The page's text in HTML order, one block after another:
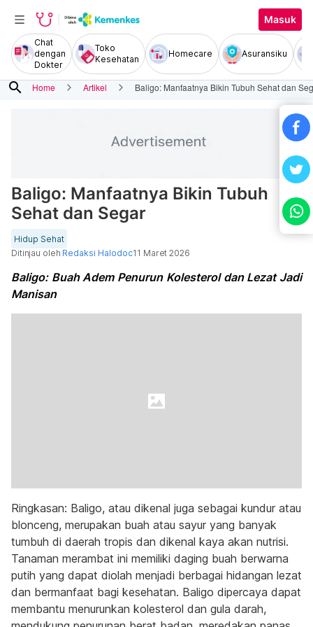
Masuk
Chat
dengan
Dokter
Toko
Kesehatan
Homecare Asuransiku
search Home Artikel Baligo: Manfaatnya Bikin Tubuh Sehat dan
Baligo: Manfaatnya Bikin Tubuh
Sehat dan Segar
Hidup Sehat
Ditinjau oleh Redaksi Halodoc11 Maret 2026
Baligo: Buah Adem Penurun Kolesterol dan Lezat Jadi
Manisan
Ringkasan: Baligo, atau dikenal juga sebagai kundur atau
blonceng, merupakan buah atau sayur yang banyak
tumbuh di daerah tropis dan dikenal kaya akan nutrisi.
Tanaman merambat ini memiliki daging buah berwarna
putih yang dapat diolah menjadi berbagai hidangan lezat
dan bermanfaat bagi kesehatan. Baligo dipercaya dapat
membantu menurunkan kolesterol dan gula darah,